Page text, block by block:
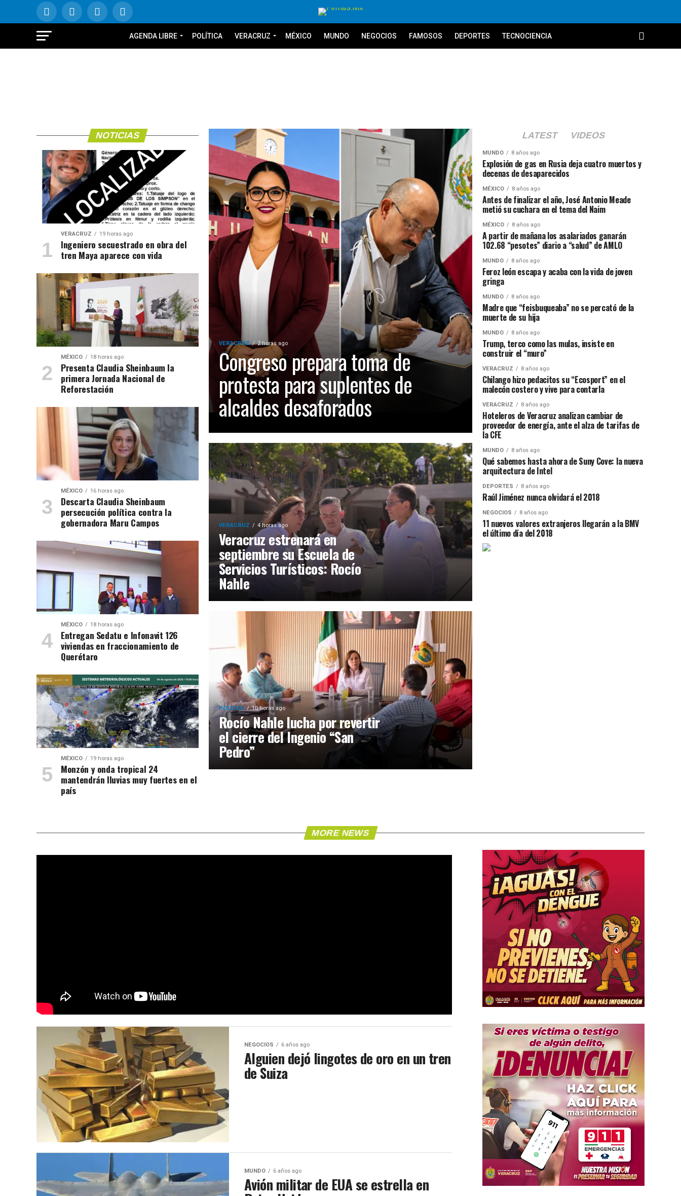
AGENDA LIBRE POLÍTICA VERACRUZ MÉXICO MUNDO NEGOCIOS FAMOSOS DEPORTES TECNOCIENCIA
VERACRUZ 2 horas ago
Congreso prepara toma de
protesta para suplentes de
alcaldes desaforados
VERACRUZ 4 horas ago
Veracruz estrenará en
septiembre su Escuela de
Servicios Turísticos: Rocío
Nahle
POLÍTICA 10 horas ago
Rocío Nahle lucha por revertir
el cierre del Ingenio “San
Pedro”
NOTICIAS
VERACRUZ 19 horas ago
Ingeniero secuestrado en obra del
tren Maya aparece con vida
MÉXICO 18 horas ago
Presenta Claudia Sheinbaum la
primera Jornada Nacional de
Reforestación
MÉXICO 16 horas ago
Descarta Claudia Sheinbaum
persecución política contra la
gobernadora Maru Campos
MÉXICO 18 horas ago
Entregan Sedatu e Infonavit 126
viviendas en fraccionamiento de
Querétaro
MÉXICO 19 horas ago
Monzón y onda tropical 24
mantendrán lluvias muy fuertes en el
país
LATEST VIDEOS
MUNDO 8 años ago
Explosión de gas en Rusia deja cuatro muertos y
decenas de desaparecidos
MÉXICO 8 años ago
Antes de finalizar el año, José Antonio Meade
metió su cuchara en el tema del Naim
MÉXICO 8 años ago
A partir de mañana los asalariados ganarán
102.68 “pesotes” diario a “salud” de AMLO
MUNDO 8 años ago
Feroz león escapa y acaba con la vida de joven
gringa
MUNDO 8 años ago
Madre que “feisbuqueaba” no se percató de la
muerte de su hija
MUNDO 8 años ago
Trump, terco como las mulas, insiste en
construir el “muro”
VERACRUZ 8 años ago
Chilango hizo pedacitos su “Ecosport” en el
malecón costero y vive para contarla
VERACRUZ 8 años ago
Hoteleros de Veracruz analizan cambiar de
proveedor de energía, ante el alza de tarifas de
la CFE
MUNDO 8 años ago
Qué sabemos hasta ahora de Suny Cove: la nueva
arquitectura de Intel
DEPORTES 8 años ago
Raúl Jiménez nunca olvidará el 2018
NEGOCIOS 8 años ago
11 nuevos valores extranjeros llegarán a la BMV
el último día del 2018
MORE NEWS
NEGOCIOS 6 años ago
Alguien dejó lingotes de oro en un tren
de Suiza
MUNDO 6 años ago
Avión militar de EUA se estrella en